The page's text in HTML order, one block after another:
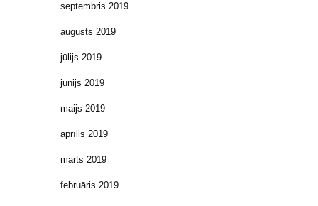
septembris 2019
augusts 2019
jūlijs 2019
jūnijs 2019
maijs 2019
aprīlis 2019
marts 2019
februāris 2019